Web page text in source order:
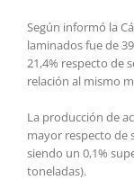
Según informó la
laminados fue de
21,4% respecto de
relación al mismo
La producción de
mayor respecto de
siendo un 0,1%
toneladas).